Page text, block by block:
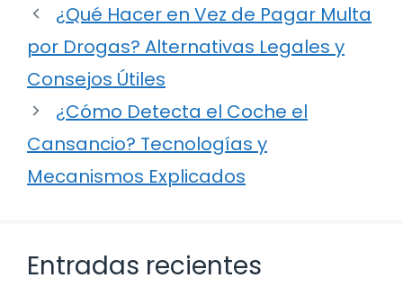
¿Qué Hacer en Vez de Pagar Multa
por Drogas? Alternativas Legales y
Consejos Útiles
¿Cómo Detecta el Coche el
Cansancio? Tecnologías y
Mecanismos Explicados
Entradas recientes